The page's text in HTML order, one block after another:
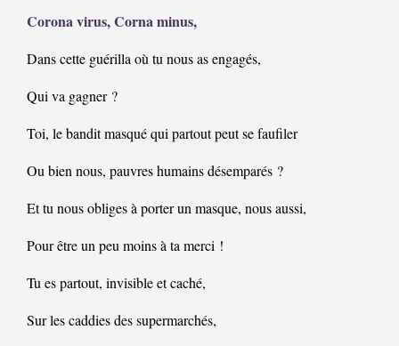
Corona virus, Corna minus,
Dans cette guérilla où tu nous as engagés,
Qui va gagner ?
Toi, le bandit masqué qui partout peut se faufiler
Ou bien nous, pauvres humains désemparés ?
Et tu nous obliges à porter un masque, nous aussi,
Pour être un peu moins à ta merci !
Tu es partout, invisible et caché,
Sur les caddies des supermarchés,